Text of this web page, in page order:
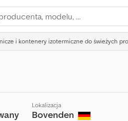
i kontenery izotermiczne do świeżych
Lokalizacja
Bovenden